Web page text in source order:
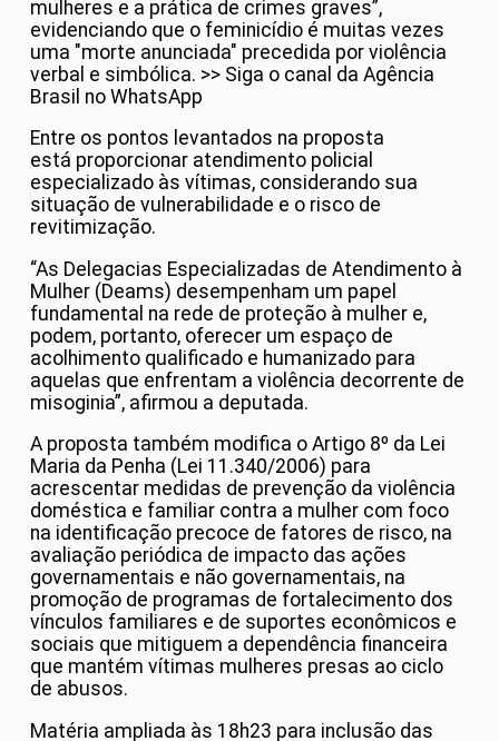
mulheres e a prática de crimes graves”,
evidenciando que o feminicídio é muitas vezes
uma "morte anunciada" precedida por violência
verbal e simbólica. >> Siga o canal da Agência
Brasil no WhatsApp
Entre os pontos levantados na proposta
está proporcionar atendimento policial
especializado às vítimas, considerando sua
situação de vulnerabilidade e o risco de
revitimização.
“As Delegacias Especializadas de Atendimento à
Mulher (Deams) desempenham um papel
fundamental na rede de proteção à mulher e,
podem, portanto, oferecer um espaço de
acolhimento qualificado e humanizado para
aquelas que enfrentam a violência decorrente de
misoginia”, afirmou a deputada.
A proposta também modifica o Artigo 8º da Lei
Maria da Penha (Lei 11.340/2006) para
acrescentar medidas de prevenção da violência
doméstica e familiar contra a mulher com foco
na identificação precoce de fatores de risco, na
avaliação periódica de impacto das ações
governamentais e não governamentais, na
promoção de programas de fortalecimento dos
vínculos familiares e de suportes econômicos e
sociais que mitiguem a dependência financeira
que mantém vítimas mulheres presas ao ciclo
de abusos.
Matéria ampliada às 18h23 para inclusão das